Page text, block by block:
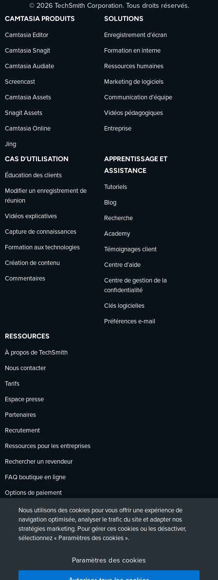
TechSmith
sur
Facebook
TechSmith
sur
LinkedIn
TechSmith
sur
YouTube
© 2026 TechSmith Corporation. Tous droits réservés.
CAMTASIA PRODUITS
Camtasia Editor
Camtasia Snagit
Camtasia Audiate
Screencast
Camtasia Assets
Snagit Assets
Camtasia Online
Jing
SOLUTIONS
Enregistrement d’écran
Formation en interne
Ressources humaines
Marketing de logiciels
Communication d’équipe
Vidéos pédagogiques
Entreprise
CAS D’UTILISATION
Éducation des clients
Modifier un enregistrement de
réunion
Vidéos explicatives
Capture de connaissances
Formation aux technologies
Création de contenu
Commentaires
APPRENTISSAGE ET
ASSISTANCE
Tutoriels
Blog
Recherche
Academy
Témoignages client
Centre d’aide
Centre de gestion de la
confidentialité
Clés logicielles
Préférences e-mail
RESSOURCES
À propos de TechSmith
Nous contacter
Tarifs
Espace presse
Partenaires
Recrutement
Ressources pour les entreprises
Rechercher un revendeur
FAQ boutique en ligne
Options de paiement
Politique de retour
DeutschFrançais Español日本語
Nous utilisons des cookies pour vous offrir une expérience de
navigation optimisée, analyser le trafic du site et adapter nos
stratégies marketing. Pour gérer ces cookies ou les désactiver,
sélectionnez « Paramètres des cookies ».
Paramètres des cookies